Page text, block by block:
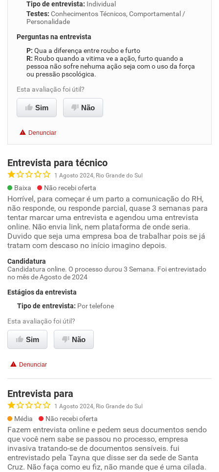
Tipo de entrevista: Individual
Testes: Conhecimentos Técnicos, Comportamental /
Personalidade
Perguntas na entrevista
Qua a diferença entre roubo e furto
Roubo quando a vitima ve a ação, furto quando a
pessoa não sofre nehuma ação seja com o uso da força
ou pressão pscológica.
Esta avaliação foi útil?
Sim Não
Denunciar
Entrevista para técnico
1 Agosto 2024, Rio Grande do Sul
Baixa Não recebi oferta
Horrível, para começar é um parto a comunicação do RH,
não responde, ou responde parcial, quase 3 semanas para
tentar marcar uma entrevista e agendou uma entrevista
online. Não envia link, nem plataforma de onde seria.
Duvido que seja uma empresa boa de trabalhar pois se já
tratam com descaso no início imagino depois.
Candidatura
Candidatura online. O processo durou 3 Semana. Foi entrevistado
no mês de Agosto de 2024
Estágios da entrevista
Tipo de entrevista: Por telefone
Esta avaliação foi útil?
Sim Não
Denunciar
Entrevista para
1 Agosto 2024, Rio Grande do Sul
Média Não recebi oferta
Fazem entrevista online e pedem seus documentos sendo
que você nem sabe se passou no processo, empresa
invasiva tratando-se de documentos sensíveis. fui
entrevistado pela Tayna que disse ser da sede de Santa
Cruz. Não faça como eu fiz, não mande que é uma cilada.